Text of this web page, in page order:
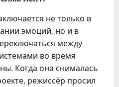
не только в
эмоций, но и в
между
во время
Когда она снималась
режиссёр просил